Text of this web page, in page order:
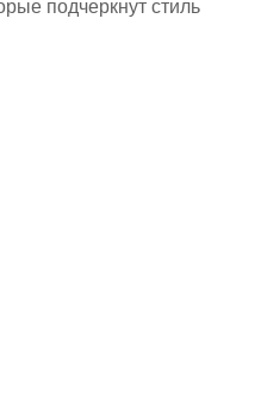
подчеркнут стиль